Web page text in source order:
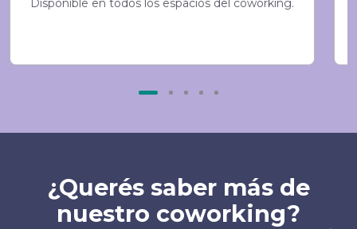
Disponible en todos los espacios del coworking.
¿Querés saber más de
nuestro coworking?